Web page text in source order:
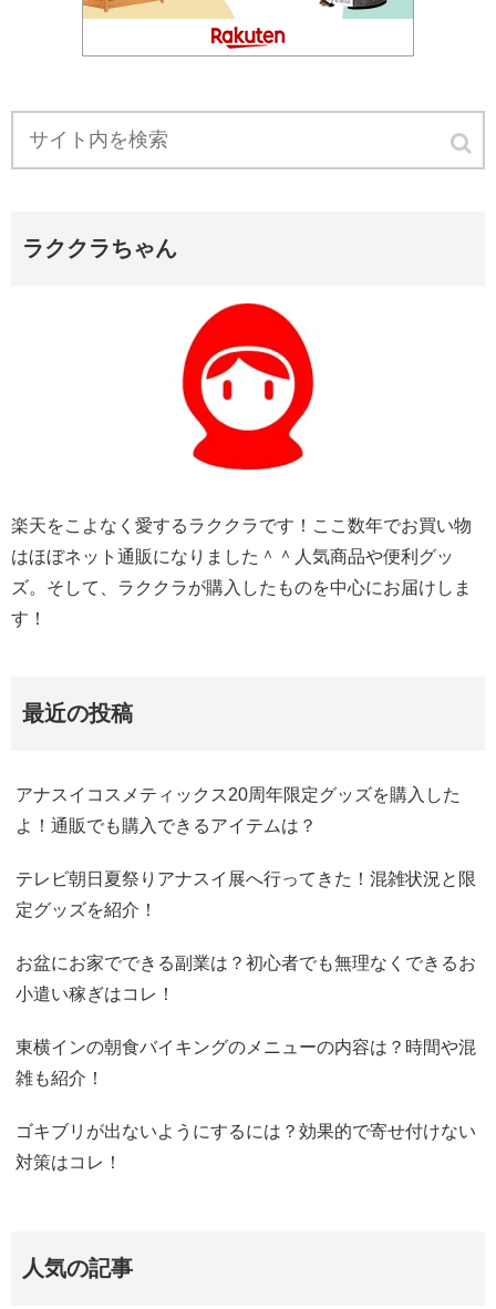
ラククラちゃん
楽天をこよなく愛するラククラです！ここ数年でお買い物
はほぼネット通販になりました＾＾人気商品や便利グッ
ズ。そして、ラククラが購入したものを中心にお届けしま
す！
最近の投稿
アナスイコスメティックス20周年限定グッズを購入した
よ！通販でも購入できるアイテムは？
テレビ朝日夏祭りアナスイ展へ行ってきた！混雑状況と限
定グッズを紹介！
お盆にお家でできる副業は？初心者でも無理なくできるお
小遣い稼ぎはコレ！
東横インの朝食バイキングのメニューの内容は？時間や混
雑も紹介！
ゴキブリが出ないようにするには？効果的で寄せ付けない
対策はコレ！
人気の記事